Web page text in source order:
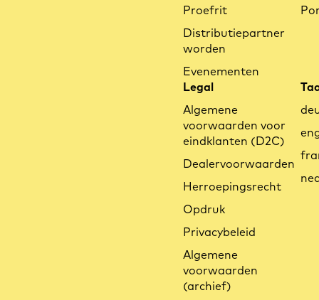
Proefrit
Distributiepartner
worden
Evenementen
Legal
Algemene
voorwaarden voor
eindklanten (D2C)
Dealervoorwaarden
Herroepingsrecht
Opdruk
Privacybeleid
Algemene
voorwaarden
(archief)